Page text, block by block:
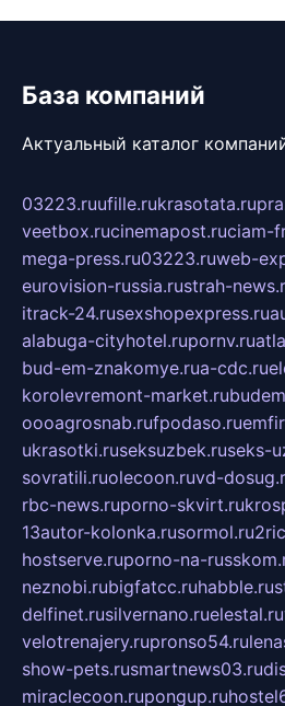
База компаний
Актуальный каталог
03223.ruufille.rukrasotata.ru
veetbox.rucinemapost.ruciam-
mega-press.ru03223.ruweb-
eurovision-russia.rustrah-
itrack-24.rusexshopexpress.ru
alabuga-cityhotel.rupornv.ru
bud-em-znakomye.rua-cdc.ru
korolevremont-market.ru
oooagrosnab.rufpodaso.ru
ukrasotki.ruseksuzbek.ruseks-
sovratili.ruolecoon.ruvd-
rbc-news.ruporno-skvirt.ru
13autor-kolonka.rusormol.ru
hostserve.ruporno-na-
neznobi.rubigfatcc.ruhabble.ru
delfinet.rusilvernano.ruelestal.ru
velotrenajery.rupronso54.ru
show-pets.rusmartnews03.ru
miraclecoon.rupongup.ru